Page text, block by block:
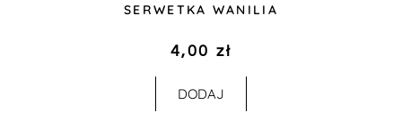
SERWETKA WANILIA
4,00zł
DODAJ